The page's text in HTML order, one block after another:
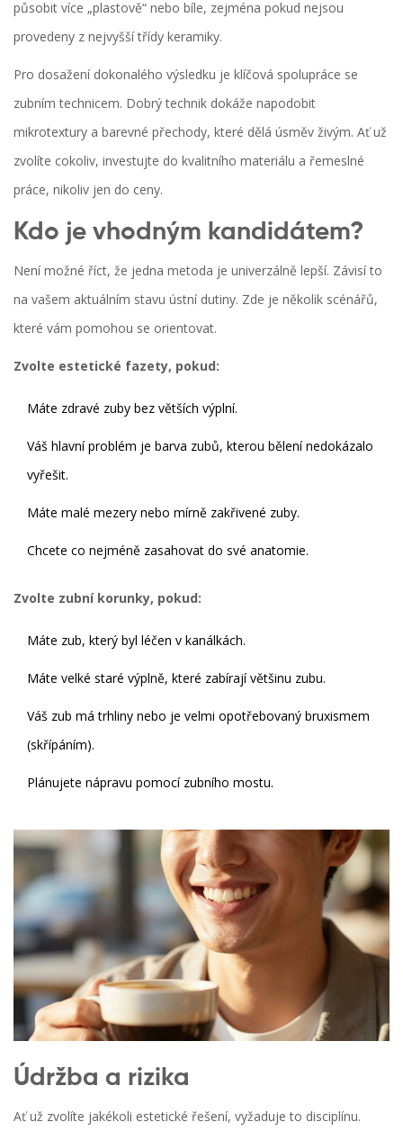
působit více „plastově“ nebo bíle, zejména pokud nejsou
provedeny z nejvyšší třídy keramiky.
Pro dosažení dokonalého výsledku je klíčová spolupráce se
zubním technicem. Dobrý technik dokáže napodobit
mikrotextury a barevné přechody, které dělá úsměv živým. Ať už
zvolíte cokoliv, investujte do kvalitního materiálu a řemeslné
práce, nikoliv jen do ceny.
Kdo je vhodným kandidátem?
Není možné říct, že jedna metoda je univerzálně lepší. Závisí to
na vašem aktuálním stavu ústní dutiny. Zde je několik scénářů,
které vám pomohou se orientovat.
Zvolte estetické fazety, pokud:
Máte zdravé zuby bez větších výplní.
Váš hlavní problém je barva zubů, kterou bělení nedokázalo
vyřešit.
Máte malé mezery nebo mírně zakřivené zuby.
Chcete co nejméně zasahovat do své anatomie.
Zvolte zubní korunky, pokud:
Máte zub, který byl léčen v kanálkách.
Máte velké staré výplně, které zabírají většinu zubu.
Váš zub má trhliny nebo je velmi opotřebovaný bruxismem
(skřípáním).
Plánujete nápravu pomocí zubního mostu.
Údržba a rizika
Ať už zvolíte jakékoli estetické řešení, vyžaduje to disciplínu.